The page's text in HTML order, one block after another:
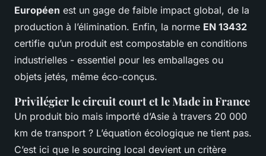
Européen est un gage de faible impact global, de la
production à l’élimination. Enfin, la norme EN 13432
certifie qu’un produit est compostable en conditions
industrielles - essentiel pour les emballages ou
objets jetés, même éco-conçus.
Privilégier le circuit court et le Made in France
Un produit bio mais importé d’Asie à travers 20 000
km de transport ? L’équation écologique ne tient pas.
C’est ici que le sourcing local devient un critère